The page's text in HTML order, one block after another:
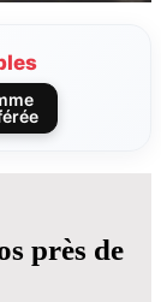
près de